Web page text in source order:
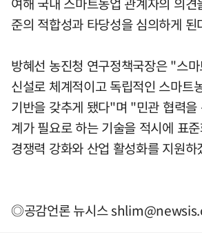
준의 적합성과 타당성을 심의하게 된
방혜선 농진청 연구정책국장은 "스
신설로 체계적이고 독립적인 스마트
기반을 갖추게 됐다"며 "민관 협력을
계가 필요로 하는 기술을 적시에 표
경쟁력 강화와 산업 활성화를 지원
◎공감언론 뉴시스